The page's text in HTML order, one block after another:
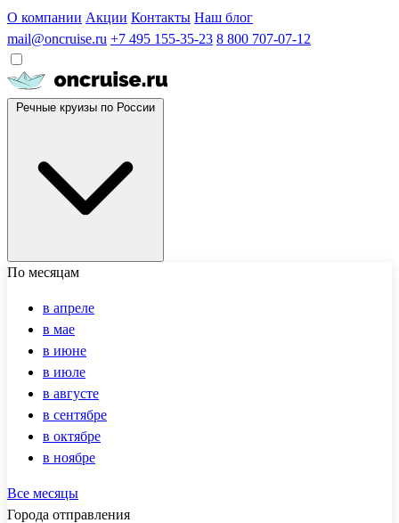
О компании Акции Контакты Наш блог
mail@oncruise.ru +7 495 155-35-23 8 800 707-07-12
По месяцам
в апреле
в мае
в июне
в июле
в августе
в сентябре
в октябре
в ноябре
Все месяцы
Города отправления